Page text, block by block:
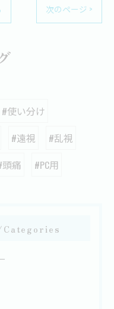
次のページ >
#使い分け
#遠視
#乱視
頭痛 #PC用
Categories